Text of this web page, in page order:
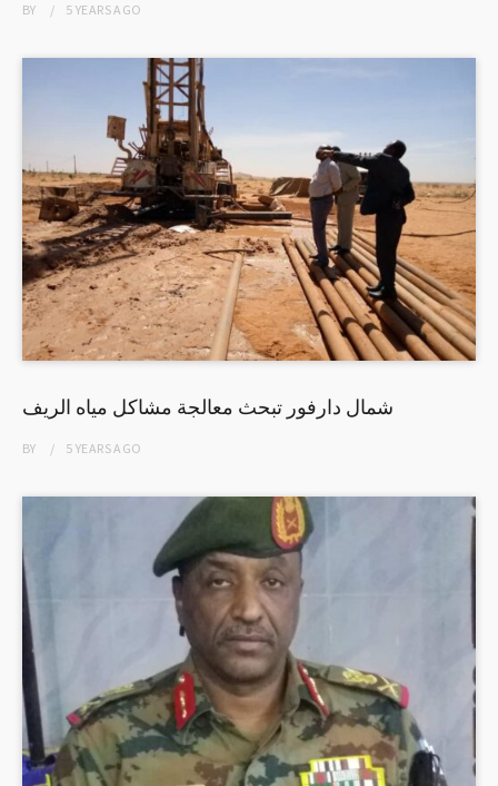
BY 5 YEARSAGO
شمال دارفور تبحث معالجة مشاكل مياه الريف
BY 5 YEARSAGO